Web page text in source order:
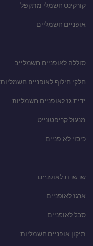
קורקינט חשמלי מתקפל
אופניים חשמליים
סוללה לאופניים חשמליים
חלקי חילוף לאופניים חשמליות
ידית גז לאופניים חשמליות
מנעול קריפטונייט
כיסוי לאופניים
שרשרת לאופניים
ארגז לאופניים
סבל לאופניים
תיקון אופניים חשמליות